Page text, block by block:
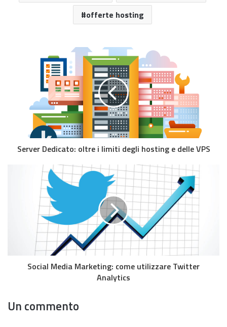
offerte hosting
Server Dedicato: oltre i limiti degli hosting e delle VPS
Social Media Marketing: come utilizzare Twitter
Analytics
Un commento